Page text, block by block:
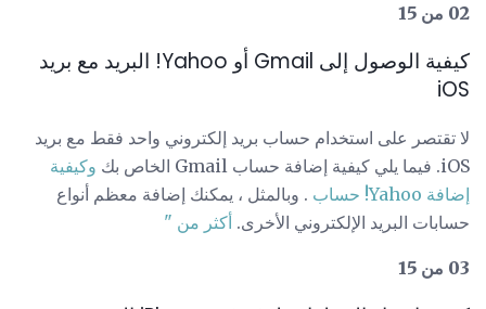
02 من 15
كيفية الوصول إلى Gmail أو Yahoo! البريد مع بريد
iOS
لا تقتصر على استخدام حساب بريد إلكتروني واحد فقط مع بريد
iOS. فيما يلي كيفية إضافة حساب Gmail الخاص بك
وكيفية
إضافة Yahoo!
حساب . وبالمثل ، يمكنك إضافة معظم أنواع
حسابات البريد الإلكتروني الأخرى. أكثر من "
03 من 15